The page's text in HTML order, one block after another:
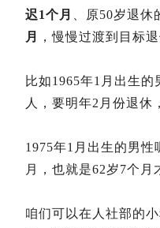
迟1个月
、原50岁退休
月
，慢慢过渡到目标退
比如1965年1月出生
人，要明年2月份退休
1975年1月出生的男性
月，也就是62岁7个月
咱们可以在人社部的